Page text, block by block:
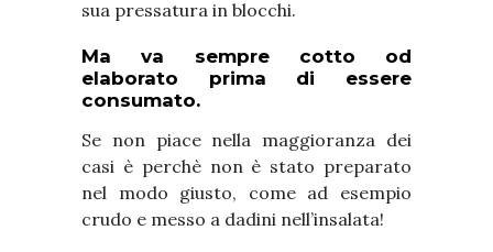
sua pressatura in blocchi.
Ma va sempre cotto od
elaborato prima di essere
consumato.
Se non piace nella maggioranza dei
casi è perchè non è stato preparato
nel modo giusto, come ad esempio
crudo e messo a dadini nell’insalata!